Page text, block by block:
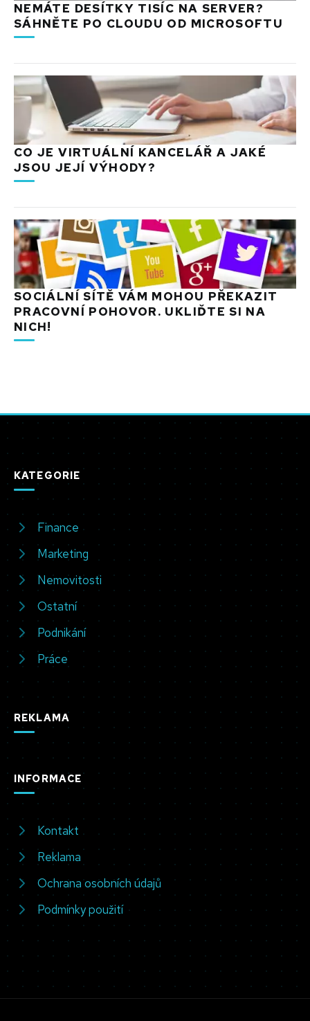
NEMÁTE DESÍTKY TISÍC NA SERVER?
SÁHNĚTE PO CLOUDU OD MICROSOFTU
CO JE VIRTUÁLNÍ KANCELÁŘ A JAKÉ
JSOU JEJÍ VÝHODY?
SOCIÁLNÍ SÍTĚ VÁM MOHOU PŘEKAZIT
PRACOVNÍ POHOVOR. UKLIĎTE SI NA
NICH!
KATEGORIE
Finance
Marketing
Nemovitosti
Ostatní
Podnikání
Práce
REKLAMA
INFORMACE
Kontakt
Reklama
Ochrana osobních údajů
Podmínky použití